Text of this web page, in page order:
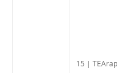
15 |